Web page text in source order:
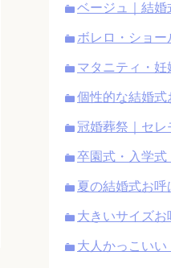
ベージュ｜結婚
ボレロ・ショー
マタニティ・妊
個性的な結婚式
冠婚葬祭｜セレ
卒園式・入学式
夏の結婚式お呼
大きいサイズお
大人かっこいい